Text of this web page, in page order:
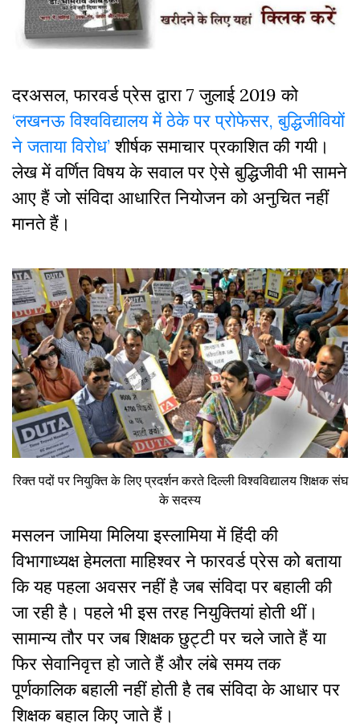
दरअसल, फारवर्ड प्रेस द्वारा 7 जुलाई 2019 को
‘लखनऊ विश्वविद्यालय में ठेके पर प्रोफेसर, बुद्धिजीवियों
ने जताया विरोध’शीर्षक समाचार प्रकाशित की गयी।
लेख में वर्णित विषय के सवाल पर ऐसे बुद्धिजीवी भी सामने
आए हैं जो संविदा आधारित नियोजन को अनुचित नहीं
मानते हैं।
रिक्त पदों पर नियुक्ति के लिए प्रदर्शन करते दिल्ली विश्वविद्यालय शिक्षक संघ
के सदस्य
मसलन जामिया मिलिया इस्लामिया में हिंदी की
विभागाध्यक्ष हेमलता माहिश्वर ने फारवर्ड प्रेस को बताया
कि यह पहला अवसर नहीं है जब संविदा पर बहाली की
जा रही है। पहले भी इस तरह नियुक्तियां होती थीं।
सामान्य तौर पर जब शिक्षक छुट्टी पर चले जाते हैं या
फिर सेवानिव‍ृत्त हो जाते हैं और लंबे समय तक
पूर्णकालिक बहाली नहीं होती है तब संविदा के आधार पर
शिक्षक बहाल किए जाते हैं।